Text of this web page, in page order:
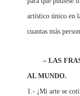
artístico único en
cuantas más
– LAS
AL MUNDO.
1.- ¡Mi arte se